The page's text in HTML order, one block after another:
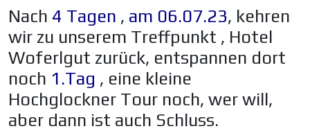
Nach 4 Tagen , am 06.07.23, kehren
wir zu unserem Treffpunkt , Hotel
Woferlgut zurück, entspannen dort
noch 1.Tag , eine kleine
Hochglockner Tour noch, wer will,
aber dann ist auch Schluss.